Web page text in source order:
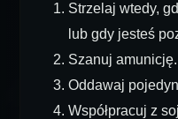
Strzelaj wtedy,
lub gdy jesteś
Szanuj amunicję.
Oddawaj
Współpracuj z